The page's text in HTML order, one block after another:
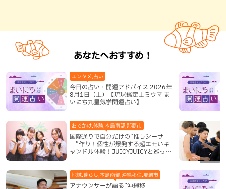
あなたへおすすめ！
今日の占い・開運アドバイス 2026年
8月1日（土）【琉球鑑定士ミウマ ま
いにち九星気学開運占い】
エンタメ,占い
国際通りで自分だけの“推しシーサ
ー”作り！個性が爆発する超エモいキ
ャンドル体験！JUICYJUICYと巡って
おでかけ,体験,本島南部,那覇市
アナウンサーが語る”沖縄移
地域,暮らし,本島南部,沖縄移住,那覇市